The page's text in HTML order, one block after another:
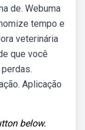
de. Webuma
tempo e
veterinária
que você
Aplicação
below.